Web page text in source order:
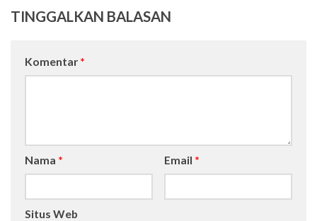
TINGGALKAN BALASAN
Komentar *
Nama * Email *
Situs Web